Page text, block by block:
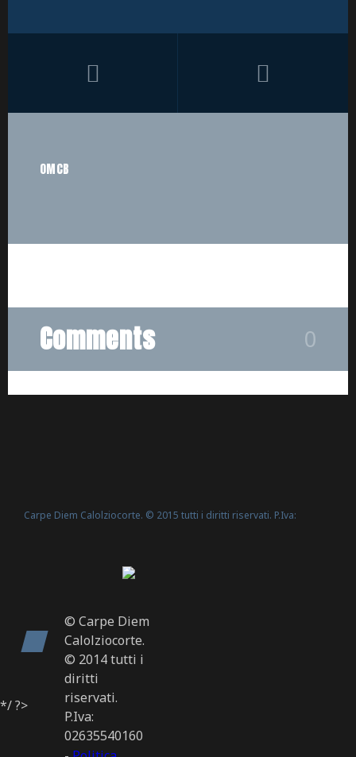
OMCB
Comments 0
Carpe Diem Calolziocorte. © 2015 tutti i diritti riservati. P.Iva:
© Carpe Diem
Calolziocorte.
© 2014 tutti i
diritti
riservati.
P.Iva:
02635540160
*/ ?>